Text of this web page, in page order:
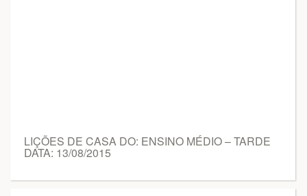
LIÇÕES DE CASA DO: ENSINO MÉDIO – TARDE
DATA: 13/08/2015